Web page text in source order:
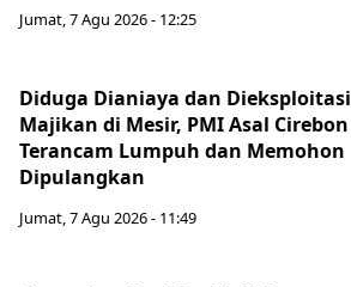
Jumat, 7 Agu 2026 - 12:25
Diduga Dianiaya dan Dieksploitasi
Majikan di Mesir, PMI Asal Cirebon
Terancam Lumpuh dan Memohon
Dipulangkan
Jumat, 7 Agu 2026 - 11:49